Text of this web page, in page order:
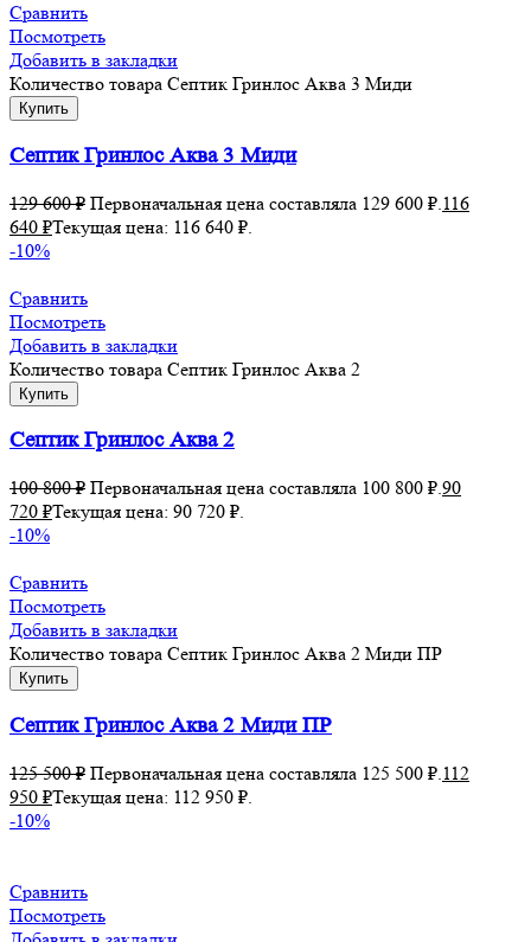
Сравнить
Посмотреть
Добавить в закладки
Количество товара Септик Гринлос Аква 3 Миди
Купить
Септик Гринлос Аква 3 Миди
129 600₽ Первоначальная цена составляла 129 600 ₽. 116
640 ₽Текущая цена: 116 640 ₽.
-10%
Сравнить
Посмотреть
Добавить в закладки
Количество товара Септик Гринлос Аква 2
Купить
Септик Гринлос Аква 2
100 800₽ Первоначальная цена составляла 100 800 ₽.90
720 ₽Текущая цена: 90 720 ₽.
-10%
Сравнить
Посмотреть
Добавить в закладки
Количество товара Септик Гринлос Аква 2 Миди ПР
Купить
Септик Гринлос Аква 2 Миди ПР
125 500₽ Первоначальная цена составляла 125 500 ₽. 112
950 ₽Текущая цена: 112 950 ₽.
-10%
Сравнить
Посмотреть